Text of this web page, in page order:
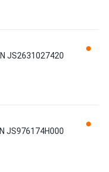
JS2631027420
JS976174H000